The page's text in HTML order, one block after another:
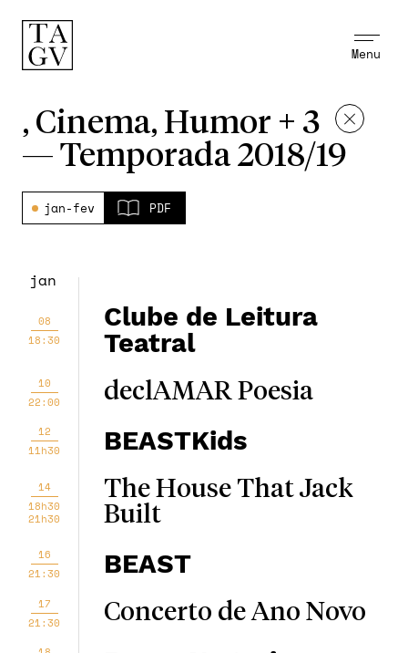
Menu
, Cinema, Humor + 3
— Temporada 2018/19
jan-fev PDF
jan
08
18:30
Clube de Leitura
Teatral
10
22:00
declAMAR Poesia
12
11h30
BEASTKids
14
18h30
21h30
The House That Jack
Built
16
21:30
BEAST
17
21:30
Concerto de Ano Novo